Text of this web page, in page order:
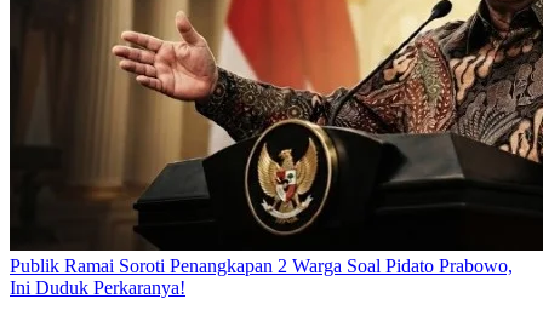
Publik Ramai Soroti Penangkapan 2 Warga Soal Pidato Prabowo,
Ini Duduk Perkaranya!